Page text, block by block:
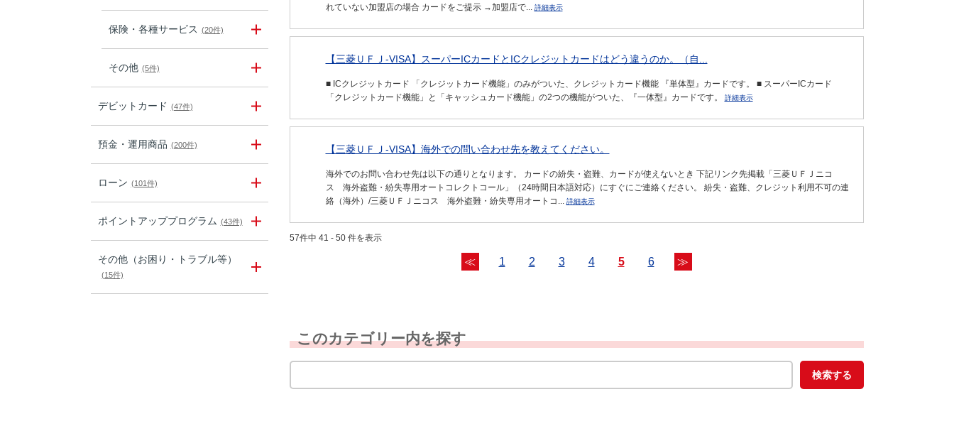
保険・各種サービス (20件)
その他 (5件)
デビットカード (47件)
預金・運用商品 (200件)
ローン (101件)
ポイントアッププログラム (43件)
その他（お困り・トラブル等）
(15件)
れていない加盟店の場合 カードをご提示 →加盟店で... 詳細表示
【三菱ＵＦＪ-VISA】スーパーICカードとICクレジットカードはどう違うのか。（自...
■ ICクレジットカード 「クレジットカード機能」のみがついた、クレジットカード機能 『単体型』カードです。 ■ スーパーICカード
「クレジットカード機能」と「キャッシュカード機能」の2つの機能がついた、『一体型』カードです。
詳細表示
【三菱ＵＦＪ-VISA】海外での問い合わせ先を教えてください。
海外でのお問い合わせ先は以下の通りとなります。 カードの紛失・盗難、カードが使えないとき 下記リンク先掲載「三菱ＵＦＪニコ
ス 海外盗難・紛失専用オートコレクトコール」（24時間日本語対応）にすぐにご連絡ください。 紛失・盗難、クレジット利用不可の連
絡（海外）/三菱ＵＦＪニコス 海外盗難・紛失専用オートコ... 詳細表示
57件中 41 - 50 件を表示
≪ 1 2 3 4 5 6 ≫
このカテゴリー内を探す